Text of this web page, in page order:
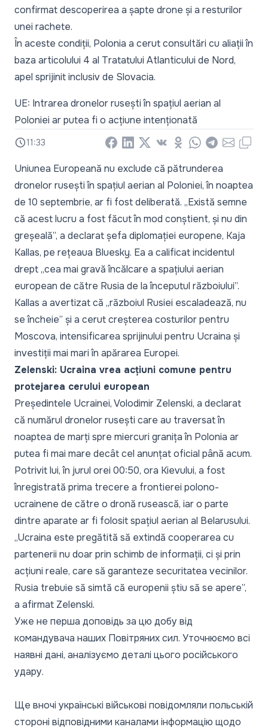
confirmat descoperirea a șapte drone și a resturilor
unei rachete.
În aceste condiții, Polonia a cerut consultări cu aliații în
baza articolului 4 al Tratatului Atlanticului de Nord,
apel sprijinit inclusiv de Slovacia.
UE: Intrarea dronelor rusești în spațiul aerian al
Poloniei ar putea fi o acțiune intenționată
11:33 Facebook
LinkedIn
X Vkontakte
Odnoklassniki
WhatsApp
Telegram
EmailCopy
Uniunea Europeană nu exclude că pătrunderea
dronelor rusești în spațiul aerian al Poloniei, în noaptea
de 10 septembrie, ar fi fost deliberată. „Există semne
că acest lucru a fost făcut în mod conștient, și nu din
greșeală”, a declarat șefa diplomației europene, Kaja
Kallas, pe rețeaua Bluesky. Ea a calificat incidentul
drept „cea mai gravă încălcare a spațiului aerian
european de către Rusia de la începutul războiului”.
Kallas a avertizat că „războiul Rusiei escaladează, nu
se încheie” și a cerut creșterea costurilor pentru
Moscova, intensificarea sprijinului pentru Ucraina și
investiții mai mari în apărarea Europei.
Zelenski: Ucraina vrea acțiuni comune pentru
protejarea cerului european
Președintele Ucrainei, Volodimir Zelenski, a declarat
că numărul dronelor rusești care au traversat în
noaptea de marți spre miercuri granița în Polonia ar
putea fi mai mare decât cel anunțat oficial până acum.
Potrivit lui, în jurul orei 00:50, ora Kievului, a fost
înregistrată prima trecere a frontierei polono-
ucrainene de către o dronă rusească, iar o parte
dintre aparate ar fi folosit spațiul aerian al Belarusului.
„Ucraina este pregătită să extindă cooperarea cu
partenerii nu doar prin schimb de informații, ci și prin
acțiuni reale, care să garanteze securitatea vecinilor.
Rusia trebuie să simtă că europenii știu să se apere”,
a afirmat Zelenski.
Уже не перша доповідь за цю добу від
командувача наших Повітряних сил. Уточнюємо всі
наявні дані, аналізуємо деталі цього російського
удару.
Ще вночі українські військові повідомляли польській
стороні відповідними каналами інформацію щодо